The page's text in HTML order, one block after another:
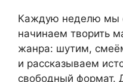
Каждую неделю мы
начинаем творить
жанра: шутим,
и рассказываем
свободный формат.